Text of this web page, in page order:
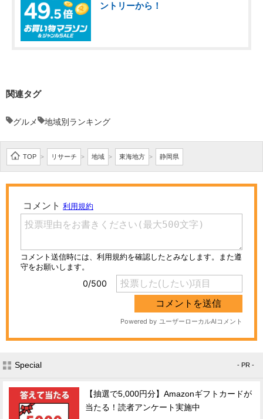
ントリーから！
関連タグ
グルメ 地域別ランキング
TOP > リサーチ > 地域 > 東海地方 > 静岡県
Special - PR -
【抽選で5,000円分】Amazonギフトカードが
当たる！読者アンケート実施中